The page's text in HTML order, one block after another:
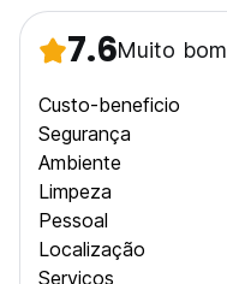
7.6Muito bom
Custo-beneficio
Segurança
Ambiente
Limpeza
Pessoal
Localização
Serviços